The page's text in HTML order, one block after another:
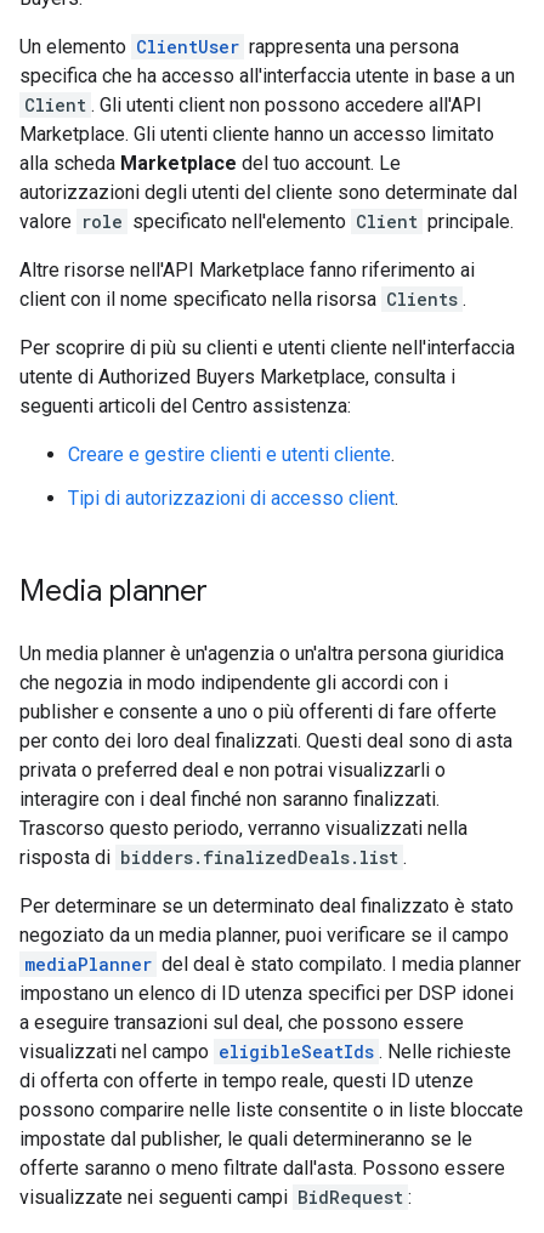
Un elemento ClientUser rappresenta una persona
specifica che ha accesso all'interfaccia utente in base a un
Client . Gli utenti client non possono accedere all'API
Marketplace. Gli utenti cliente hanno un accesso limitato
alla scheda Marketplace del tuo account. Le
autorizzazioni degli utenti del cliente sono determinate dal
valore role specificato nell'elemento Client principale.
Altre risorse nell'API Marketplace fanno riferimento ai
client con il nome specificato nella risorsa Clients .
Per scoprire di più su clienti e utenti cliente nell'interfaccia
utente di Authorized Buyers Marketplace, consulta i
seguenti articoli del Centro assistenza:
Creare e gestire clienti e utenti cliente.
Tipi di autorizzazioni di accesso client.
Media planner
Un media planner è un'agenzia o un'altra persona giuridica
che negozia in modo indipendente gli accordi con i
publisher e consente a uno o più offerenti di fare offerte
per conto dei loro deal finalizzati. Questi deal sono di asta
privata o preferred deal e non potrai visualizzarli o
interagire con i deal finché non saranno finalizzati.
Trascorso questo periodo, verranno visualizzati nella
risposta di bidders.finalizedDeals.list .
Per determinare se un determinato deal finalizzato è stato
negoziato da un media planner, puoi verificare se il campo
mediaPlanner del deal è stato compilato. I media planner
impostano un elenco di ID utenza specifici per DSP idonei
a eseguire transazioni sul deal, che possono essere
visualizzati nel campo eligibleSeatIds . Nelle richieste
di offerta con offerte in tempo reale, questi ID utenze
possono comparire nelle liste consentite o in liste bloccate
impostate dal publisher, le quali determineranno se le
offerte saranno o meno filtrate dall'asta. Possono essere
visualizzate nei seguenti campi BidRequest :